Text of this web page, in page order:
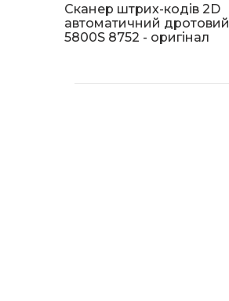
Сканер штрих-кодів 2D
автоматичний дротовий
5800S 8752 - оригінал